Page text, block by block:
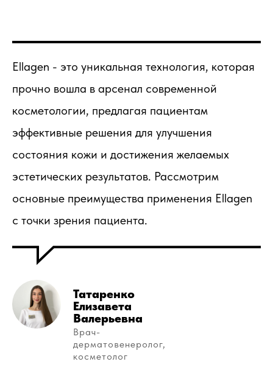
Ellagen - это уникальная технология, которая
прочно вошла в арсенал современной
косметологии, предлагая пациентам
эффективные решения для улучшения
состояния кожи и достижения желаемых
эстетических результатов. Рассмотрим
основные преимущества применения Ellagen
с точки зрения пациента.
Татаренко
Елизавета
Валерьевна
Врач-
дерматовенеролог,
косметолог